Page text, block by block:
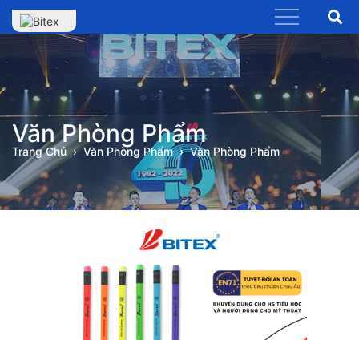
Văn Phòng Phẩm
Trang Chủ Văn Phòng Phẩm Văn Phòng Phẩm